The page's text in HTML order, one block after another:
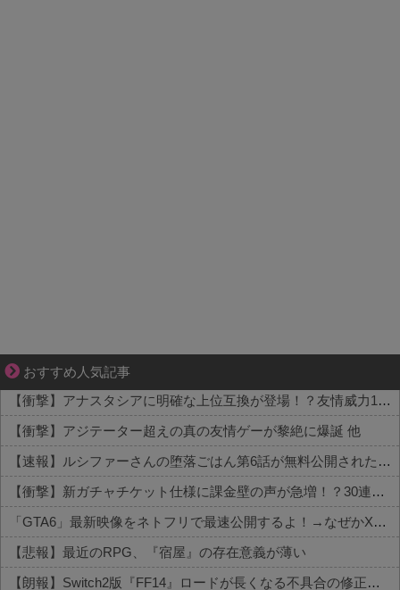
おすすめ人気記事
平穏が少しずつ壊れていく家族の物語。
【衝撃】アナスタシアに明確な上位互換が登場！？友情威力10倍級のバケモン性能 他
【衝撃】アジテーター超えの真の友情ゲーが黎絶に爆誕 他
【速報】ルシファーさんの堕落ごはん第6話が無料公開された件 他
【衝撃】新ガチャチケット仕様に課金壁の声が急増！？30連でどうなる 他
「GTA6」最新映像をネトフリで最速公開するよ！→なぜかXで大炎上中wwww 他
【悲報】最近のRPG、『宿屋』の存在意義が薄い
【朗報】Switch2版『FF14』ロードが長くなる不具合の修正パッチを本日配信